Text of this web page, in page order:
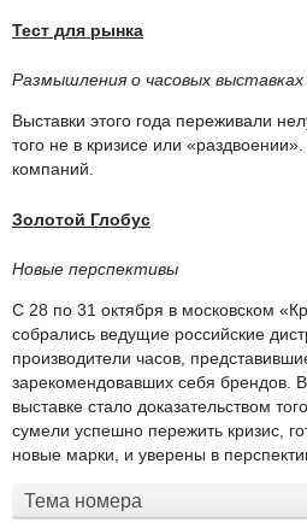
Тест для рынка
Размышления о часовых выставках
Выставки этого года переживали
того не в кризисе или
компаний.
Золотой Глобус
Новые перспективы
С 28 по 31 октября в московском
собрались ведущие российские
производители часов,
зарекомендовавших себя брендов. В
выставке стало доказательством
сумели успешно пережить кризис,
новые марки, и уверены в
Тема номера